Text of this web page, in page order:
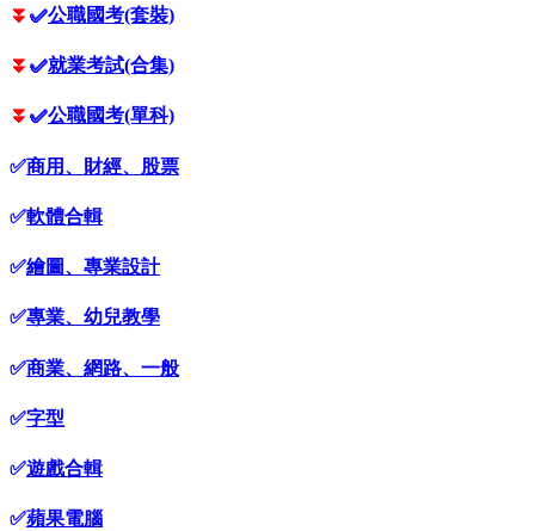
⏬ ✅公職國考(套裝)
⏬ ✅就業考試(合集)
⏬ ✅公職國考(單科)
✅商用、財經、股票
✅軟體合輯
✅繪圖、專業設計
✅專業、幼兒教學
✅商業、網路、一般
✅字型
✅遊戲合輯
✅蘋果電腦